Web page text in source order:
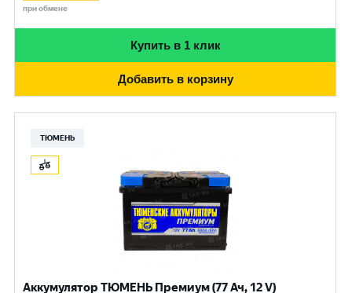
при обмене
Купить в 1 клик
Добавить в корзину
ТЮМЕНЬ
Аккумулятор ТЮМЕНЬ Премиум (77 Ач, 12 V)